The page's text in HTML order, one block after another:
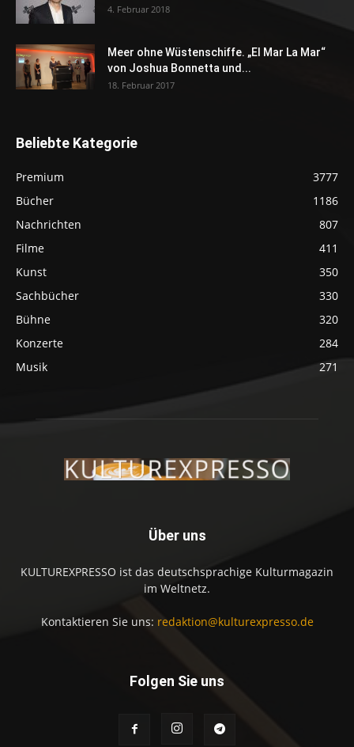
4. Februar 2018
Meer ohne Wüstenschiffe. „El Mar La Mar“
von Joshua Bonnetta und...
18. Februar 2017
Beliebte Kategorie
Premium
3777
Bücher
1186
Nachrichten
807
Filme
411
Kunst
350
Sachbücher
330
Bühne
320
Konzerte
284
Musik
271
Über uns
KULTUREXPRESSO ist das deutschsprachige Kulturmagazin
im Weltnetz.
Kontaktieren Sie uns: redaktion@kulturexpresso.de
Folgen Sie uns